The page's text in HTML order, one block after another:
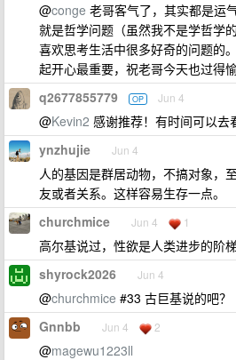
@conge 老哥客气了，其实都是运
就是哲学问题（虽然我不是学哲学
喜欢思考生活中很多好奇的问题的
起开心最重要，祝老哥今天也过得愉
q2677855779 OP Jun 4
@Kevin2 感谢推荐！有时间可以去
ynzhujie Jun 4
人的基因是群居动物，不搞对象，
友或者关系。这样容易生存一点。
churchmice Jun 4 1
高尔基说过，性欲是人类进步的阶
shyrock2026 Jun 4
@churchmice #33 古巨基说的吧？
Gnnbb Jun 4 2
@magewu1223ll